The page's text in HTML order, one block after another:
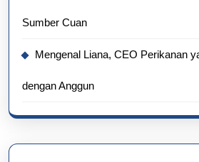
Sumber Cuan
Mengenal Liana, CEO Perikanan
dengan Anggun